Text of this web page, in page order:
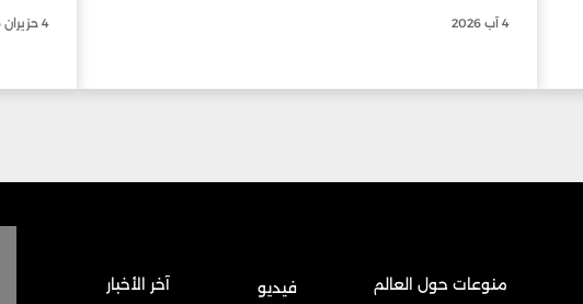
4 آب 2026 4 حزيران 2026
منوعات حول العالم
فيديو
آخر الأخبار